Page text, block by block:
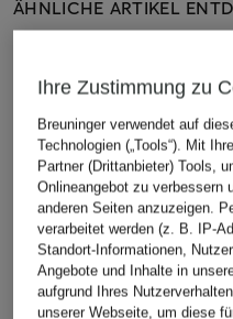
ÄHNLICHE ARTIKEL
Ihre Zustimmung zu
Breuninger verwendet auf
Technologien („Tools“). Mit
Partner (Drittanbieter) Tools,
Onlineangebot zu verbessern
anderen Seiten anzuzeigen.
verarbeitet werden (z. B. IP-
Standort-Informationen,
Angebote und Inhalte in
aufgrund Ihres
unserer Webseite, um diese